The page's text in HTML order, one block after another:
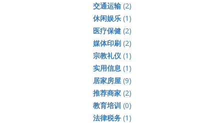
交通运输(2)
休闲娱乐(1)
医疗保健(2)
媒体印刷(2)
宗教礼仪(1)
实用信息 (1)
居家房屋(9)
推荐商家(2)
教育培训 (0)
法律税务(1)